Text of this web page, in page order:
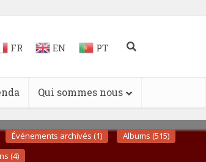
FR EN PT
Qui sommes nous
Événements archivés (1)
Albums (515)
(4)